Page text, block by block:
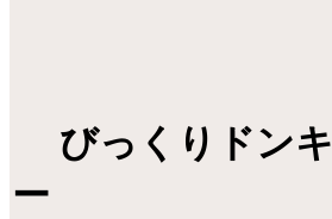
びっくりドンキ
ー